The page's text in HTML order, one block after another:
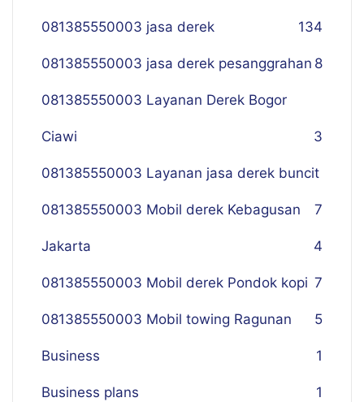
081385550003 jasa derek 134
081385550003 jasa derek pesanggrahan 8
081385550003 Layanan Derek Bogor
Ciawi 3
081385550003 Layanan jasa derek buncit
7
081385550003 Mobil derek Kebagusan
Jakarta 4
081385550003 Mobil derek Pondok kopi 7
081385550003 Mobil towing Ragunan 5
Business 1
Business plans 1